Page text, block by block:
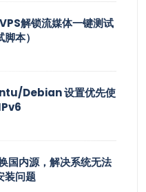
解锁流媒体一键测试
本）
Debian 设置优先使
国内源，解决系统无法
装问题